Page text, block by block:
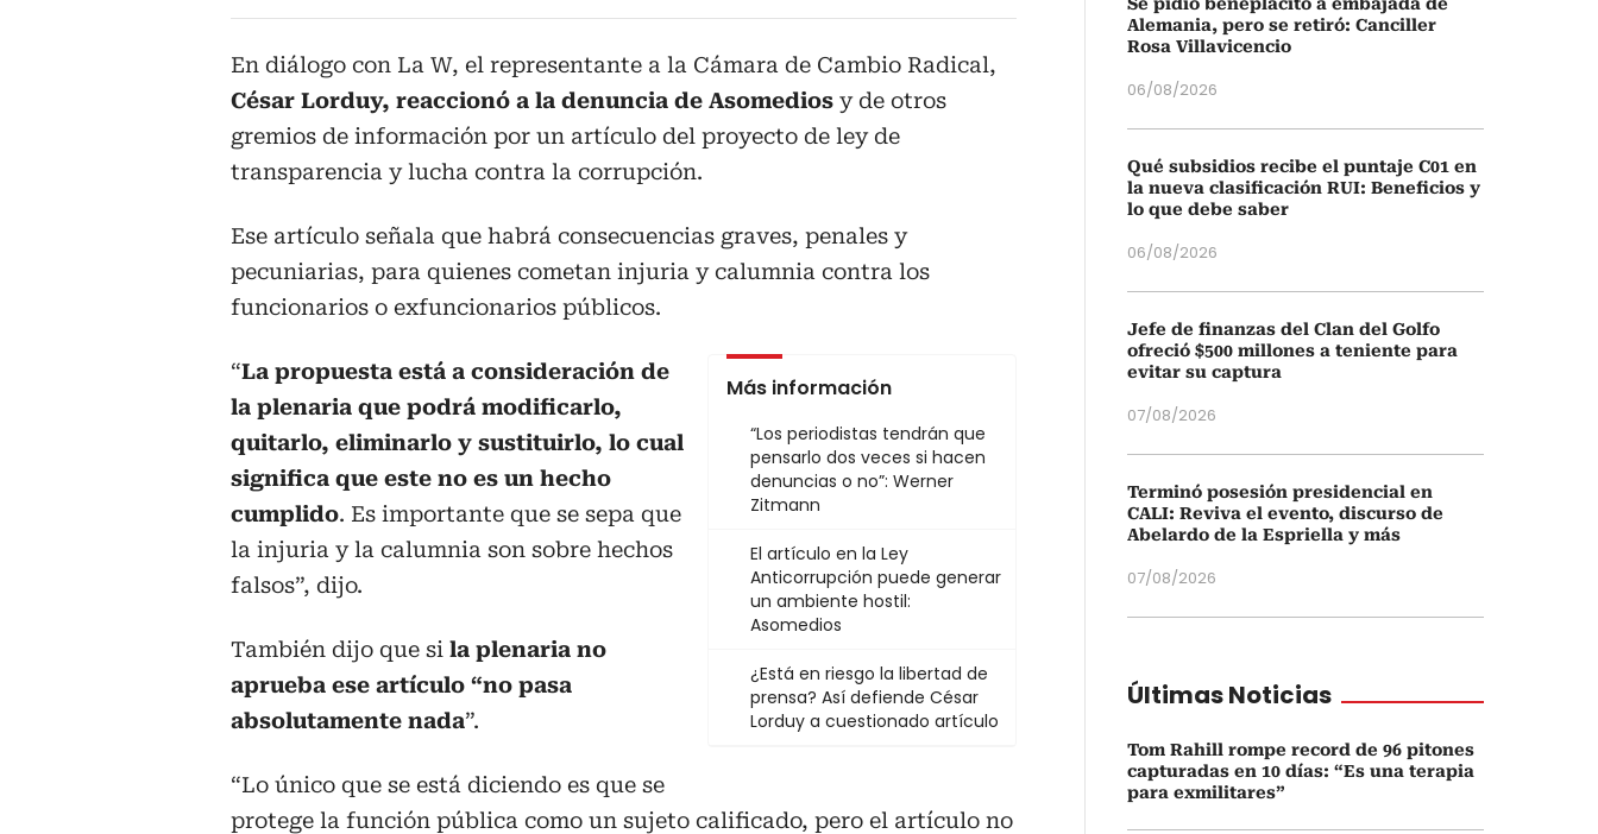
En diálogo con La W, el representante a la Cámara de Cambio Radical,
César Lorduy, reaccionó a la denuncia de Asomedios y de otros
gremios de información por un artículo del proyecto de ley de
transparencia y lucha contra la corrupción.
Ese artículo señala que habrá consecuencias graves, penales y
pecuniarias, para quienes cometan injuria y calumnia contra los
funcionarios o exfuncionarios públicos.
Más información
“Los periodistas tendrán que
pensarlo dos veces si hacen
denuncias o no”: Werner
Zitmann
El artículo en la Ley
Anticorrupción puede generar
un ambiente hostil:
Asomedios
¿Está en riesgo la libertad de
prensa? Así defiende César
Lorduy a cuestionado artículo
“La propuesta está a consideración de
la plenaria que podrá modificarlo,
quitarlo, eliminarlo y sustituirlo, lo cual
significa que este no es un hecho
cumplido. Es importante que se sepa que
la injuria y la calumnia son sobre hechos
falsos”, dijo.
También dijo que si la plenaria no
aprueba ese artículo “no pasa
absolutamente nada”.
“Lo único que se está diciendo es que se
protege la función pública como un sujeto calificado, pero el artículo no
Alemania, pero se retiró: Canciller
Rosa Villavicencio
06/08/2026
Qué subsidios recibe el puntaje C01 en
la nueva clasificación RUI: Beneficios y
lo que debe saber
06/08/2026
Jefe de finanzas del Clan del Golfo
ofreció $500 millones a teniente para
evitar su captura
07/08/2026
Terminó posesión presidencial en
CALI: Reviva el evento, discurso de
Abelardo de la Espriella y más
07/08/2026
Últimas Noticias
Tom Rahill rompe record de 96 pitones
capturadas en 10 días: “Es una terapia
para exmilitares”